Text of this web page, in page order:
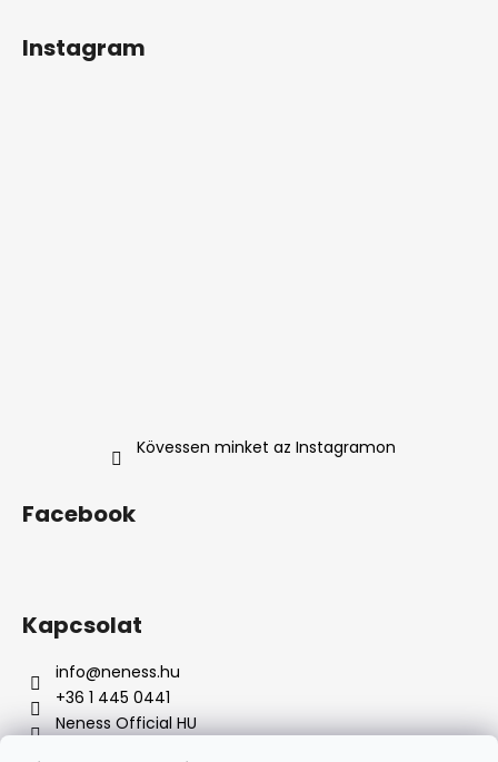
Instagram
Kövessen minket az Instagramon
Facebook
Kapcsolat
info@neness.hu
+36 1 445 0441
Neness Official HU